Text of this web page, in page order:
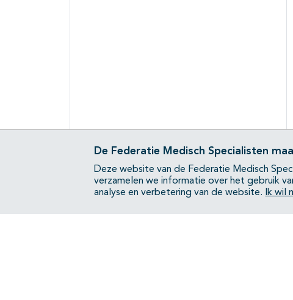
De Federatie Medisch Specialisten
Deze website van de Federatie Medisch
verzamelen we informatie over het gebruik
analyse en verbetering van de website.
Ik wil